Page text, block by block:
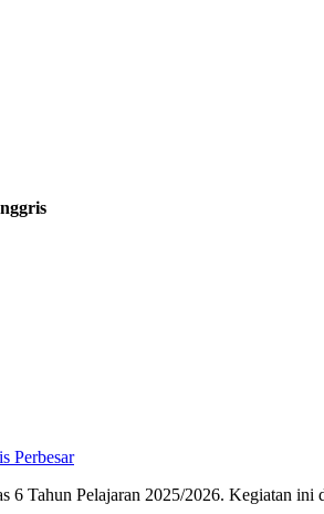
Perbesar
Tahun Pelajaran 2025/2026. Kegiatan ini